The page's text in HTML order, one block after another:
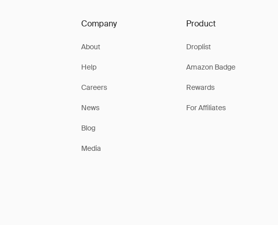
Company
About
Help
Careers
News
Blog
Media
Product
Droplist
Amazon Badge
Rewards
For Affiliates